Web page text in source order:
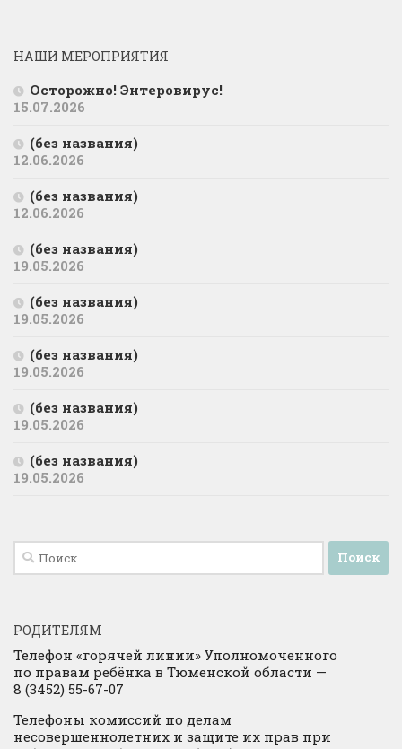
НАШИ МЕРОПРИЯТИЯ
Осторожно! Энтеровирус!
15.07.2026
(без названия)
12.06.2026
(без названия)
12.06.2026
(без названия)
19.05.2026
(без названия)
19.05.2026
(без названия)
19.05.2026
(без названия)
19.05.2026
(без названия)
19.05.2026
Найти:
РОДИТЕЛЯМ
Телефон «горячей линии» Уполномоченного
по правам ребёнка в Тюменской области —
8 (3452) 55-67-07
Телефоны комиссий по делам
несовершеннолетних и защите их прав при